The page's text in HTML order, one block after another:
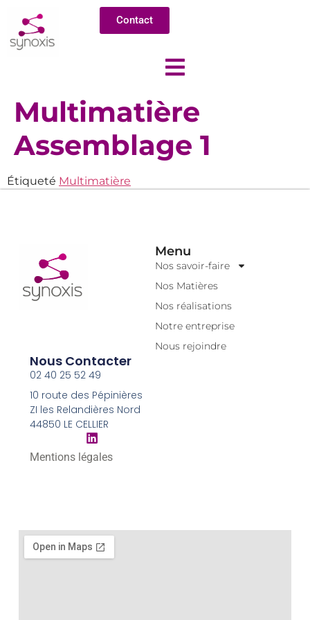
Contact
Multimatière
Assemblage 1
Étiqueté Multimatière
Menu
Nos savoir-faire
Nos Matières
Nos réalisations
Notre entreprise
Nous rejoindre
Nous Contacter
02 40 25 52 49
10 route des Pépinières
ZI les Relandières Nord
44850 LE CELLIER
Mentions légales